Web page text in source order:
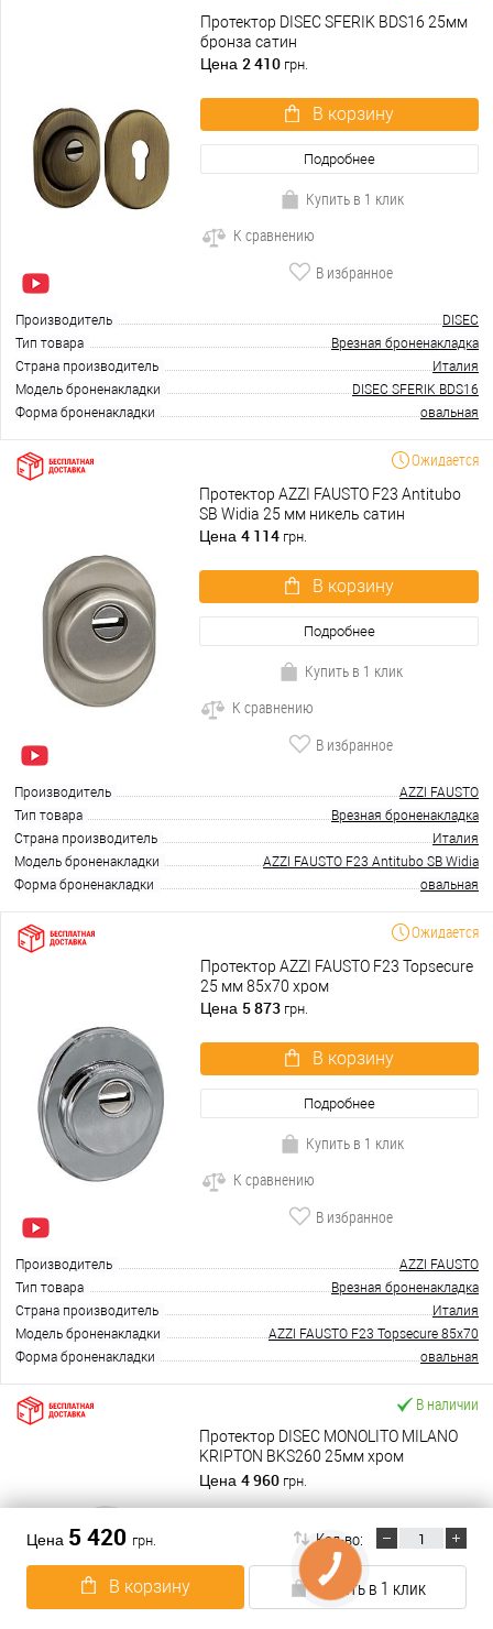
Цена 5 420 грн. Кол-во:
В корзину Купить в 1 клик
Протектор DISEC SFERIK BDS16 25мм
бронза сатин
Цена 2 410 грн.
В корзину
Подробнее
Купить в 1 клик
К сравнению
В избранное
Производитель
DISEC
Тип товара
Врезная броненакладка
Страна производитель
Италия
Модель броненакладки
DISEC SFERIK BDS16
Форма броненакладки
овальная
Ожидается
Протектор AZZI FAUSTO F23 Antitubo
SB Widia 25 мм никель сатин
Цена 4 114 грн.
В корзину
Подробнее
Купить в 1 клик
К сравнению
В избранное
Производитель
AZZI FAUSTO
Тип товара
Врезная броненакладка
Страна производитель
Италия
Модель броненакладки
AZZI FAUSTO F23 Antitubo SB Widia
Форма броненакладки
овальная
Ожидается
Протектор AZZI FAUSTO F23 Topsecure
25 мм 85х70 хром
Цена 5 873 грн.
В корзину
Подробнее
Купить в 1 клик
К сравнению
В избранное
Производитель
AZZI FAUSTO
Тип товара
Врезная броненакладка
Страна производитель
Италия
Модель броненакладки
AZZI FAUSTO F23 Topsecure 85x70
Форма броненакладки
овальная
В наличии
Протектор DISEC MONOLITO MILANO
KRIPTON BKS260 25мм хром
полированный
Цена 4 960 грн.
В корзину
Подробнее
Купить в 1 клик